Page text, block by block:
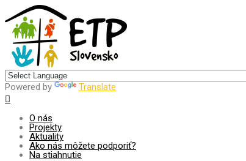
Powered by Translate
O nás
Projekty
Aktuality
Ako nás môžete podporiť?
Na stiahnutie